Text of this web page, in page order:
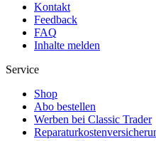
Kontakt
Feedback
FAQ
Inhalte melden
Service
Shop
Abo bestellen
Werben bei Classic Trader